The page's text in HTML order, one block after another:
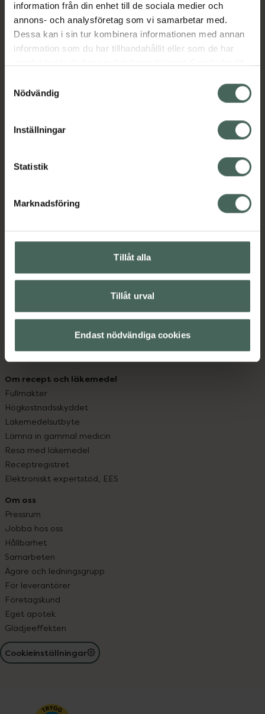
information från din enhet till de sociala medier och
annons- och analysföretag som vi samarbetar med.
Dessa kan i sin tur kombinera informationen med annan
information som du har tillhandahållit eller som de har
återkalla ditt samtycke via webbplatsens
cookieinställningar. Ett återkallat samtycke påverkar inte
lagligheten av behandling som skett innan återkallelsen.
Nödvändig
Inställningar
Statistik
Marknadsföring
Tillåt alla
Tillåt urval
Endast nödvändiga cookies
07046263748245
Kronans Apotek finns här för dig. Du hittar oss från Skåne i
datorn. Oavsett vem du är så är det vårt uppdrag att
med oss.
Kundservice
Kontakta oss
Hitta apotek
Leverans, betalning och retur
Kundklubb
Köpvillkor
Om recept och läkemedel
Fullmakter
Högkostnadsskyddet
Läkemedelsutbyte
Lämna in gammal medicin
Resa med läkemedel
Receptregistret
Elektroniskt expertstöd, EES
Om oss
Pressrum
Jobba hos oss
Hållbarhet
Samarbeten
Ägare och ledningsgrupp
För leverantörer
Företagskund
Eget apotek
Glädjeeffekten
Cookieinställningar